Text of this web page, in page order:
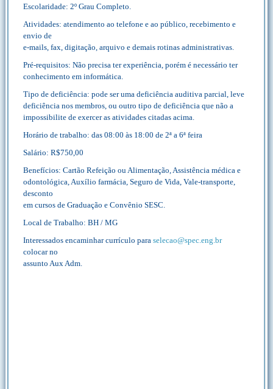
Escolaridade: 2º Grau Completo.
Atividades: atendimento ao telefone e ao público, recebimento e
envio de
e-mails, fax, digitação, arquivo e demais rotinas administrativas.
Pré-requisitos: Não precisa ter experiência, porém é necessário ter
conhecimento em informática.
Tipo de deficiência: pode ser uma deficiência auditiva parcial, leve
deficiência nos membros, ou outro tipo de deficiência que não a
impossibilite de exercer as atividades citadas acima.
Horário de trabalho: das 08:00 às 18:00 de 2ª a 6ª feira
Salário: R$750,00
Benefícios: Cartão Refeição ou Alimentação, Assistência médica e
odontológica, Auxílio farmácia, Seguro de Vida, Vale-transporte,
desconto
em cursos de Graduação e Convênio SESC.
Local de Trabalho: BH / MG
Interessados encaminhar currículo para selecao@spec.eng.br
colocar no
assunto Aux Adm.